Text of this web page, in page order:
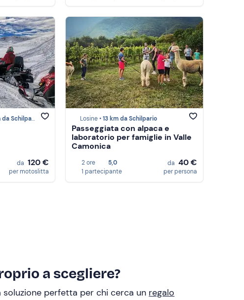
Schilpario
da 120 €
per motoslitta
Losine •13 km da Schilpario
Passeggiata con alpaca e
laboratorio per famiglie in Valle
Camonica
2 ore
5,0
1 partecipante
da 40 €
per persona
a scegliere?
soluzione perfetta per chi cerca un regalo